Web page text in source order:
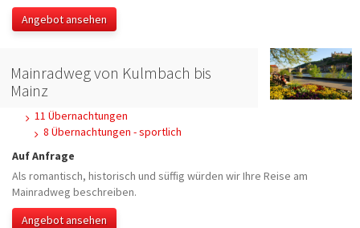
Angebot ansehen
Mainradweg von Kulmbach bis
Mainz
11 Übernachtungen
8 Übernachtungen - sportlich
Auf Anfrage
Als romantisch, historisch und süffig würden wir Ihre Reise am
Mainradweg beschreiben.
Angebot ansehen